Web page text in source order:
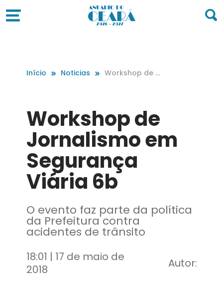
Início Noticias
Workshop de J
Workshop de
Jornalismo em
Segurança
Viária 6b
O evento faz parte da política
da Prefeitura contra
acidentes de trânsito
18:01 | 17 de maio de
2018
Autor: